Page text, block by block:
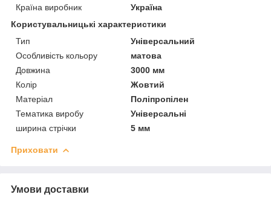
Країна виробник
Україна
Користувальницькі характеристики
Тип
Універсальний
Особливість кольору
матова
Довжина
3000 мм
Колір
Жовтий
Матеріал
Поліпропілен
Тематика виробу
Універсальні
ширина стрічки
5 мм
Приховати
Умови доставки